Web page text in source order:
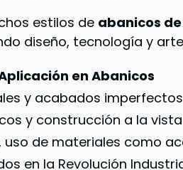
estilos de abanicos
diseño, tecnología y
en Abanicos
y acabados imperfectos
y construcción a la vista
uso de materiales como
en la Revolución